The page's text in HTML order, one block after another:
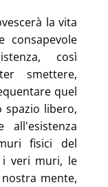
la vita
consapevole
così
smettere,
quel
spazio libero,
all'esistenza
fisici del
i veri muri, le
mente,